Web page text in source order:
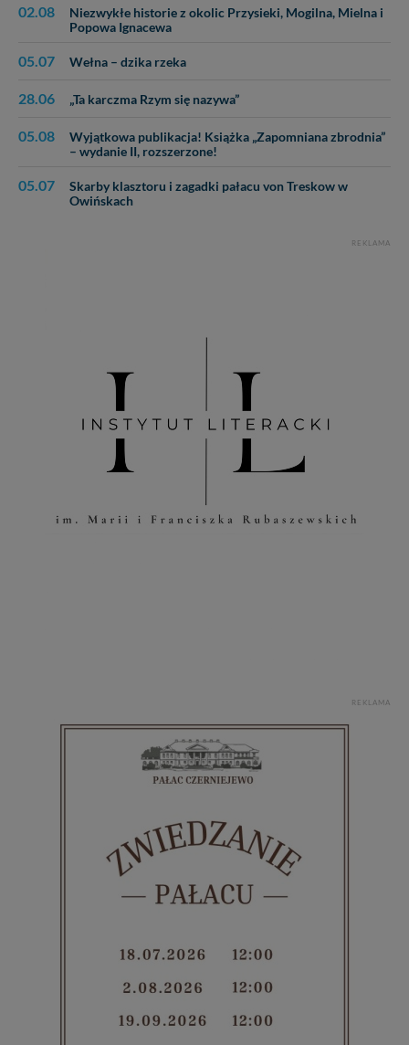
02.08
Niezwykłe historie z okolic Przysieki, Mogilna, Mielna i
Popowa Ignacewa
05.07 Wełna – dzika rzeka
28.06 „Ta karczma Rzym się nazywa”
05.08
Wyjątkowa publikacja! Książka „Zapomniana zbrodnia”
– wydanie II, rozszerzone!
05.07
Skarby klasztoru i zagadki pałacu von Treskow w
Owińskach
REKLAMA
REKLAMA